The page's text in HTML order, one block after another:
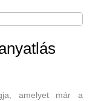
amelyet már a